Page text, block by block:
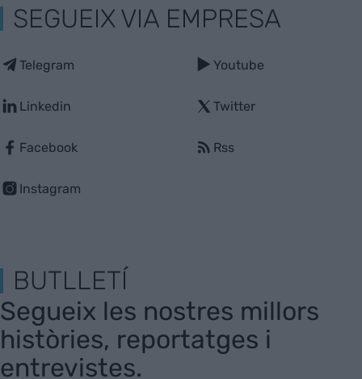
SEGUEIX VIA EMPRESA
Telegram
Linkedin
Facebook
Instagram
Youtube
Twitter
Rss
BUTLLETÍ
Segueix les nostres millors
històries, reportatges i
entrevistes.